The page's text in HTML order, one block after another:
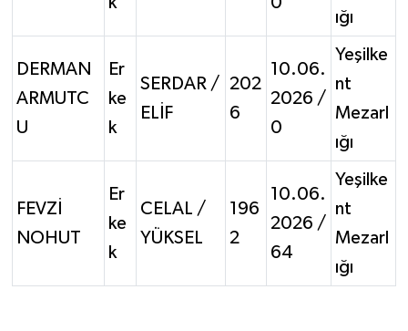
ığı
DERMAN
ARMUTC
U
Er
ke
k
SERDAR /
ELİF
202
6
10.06.
2026 /
0
Yeşilke
nt
Mezarl
ığı
FEVZİ
NOHUT
Er
ke
k
CELAL /
YÜKSEL
196
2
10.06.
2026 /
64
Yeşilke
nt
Mezarl
ığı